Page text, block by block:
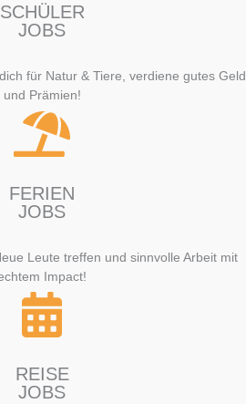
SCHÜLER
JOBS
für Natur & Tiere, verdiene gutes Geld
und Prämien!
FERIEN
JOBS
Leute treffen und sinnvolle Arbeit mit
Impact!
REISE
JOBS